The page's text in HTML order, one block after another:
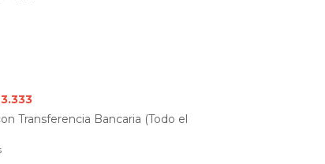
Transferencia Bancaria (Todo el